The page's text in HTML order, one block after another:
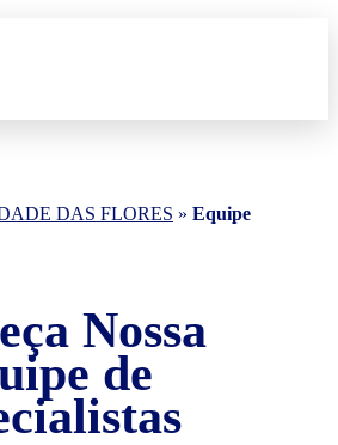
DAS FLORES » Equipe
Nossa
de